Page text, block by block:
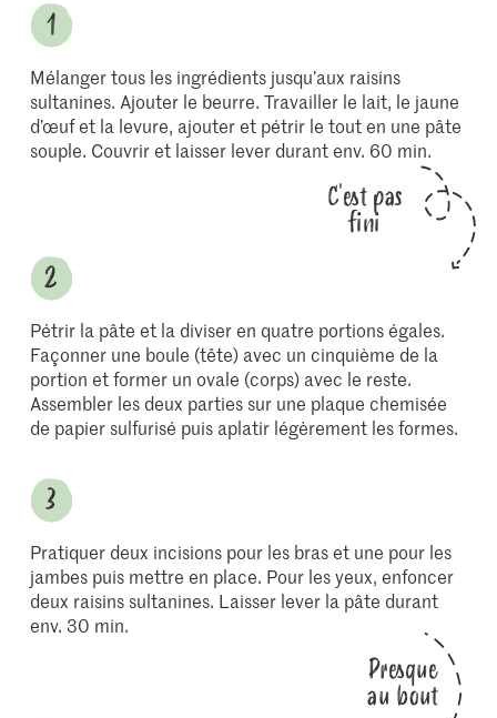
Mélanger tous les ingrédients jusqu’aux raisins
sultanines. Ajouter le beurre. Travailler le lait, le jaune
d’œuf et la levure, ajouter et pétrir le tout en une pâte
souple. Couvrir et laisser lever durant env. 60 min.
C'est pas
fini
Pétrir la pâte et la diviser en quatre portions égales.
Façonner une boule (tête) avec un cinquième de la
portion et former un ovale (corps) avec le reste.
Assembler les deux parties sur une plaque chemisée
de papier sulfurisé puis aplatir légèrement les formes.
Pratiquer deux incisions pour les bras et une pour les
jambes puis mettre en place. Pour les yeux, enfoncer
deux raisins sultanines. Laisser lever la pâte durant
env. 30 min.
Presque
au bout